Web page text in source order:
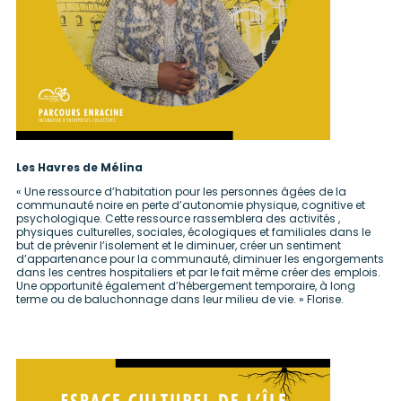
Les Havres de Mélina
« Une ressource d’habitation pour les personnes âgées de la
communauté noire en perte d’autonomie physique, cognitive et
psychologique. Cette ressource rassemblera des activités ,
physiques culturelles, sociales, écologiques et familiales dans le
but de prévenir l’isolement et le diminuer, créer un sentiment
d’appartenance pour la communauté, diminuer les engorgements
dans les centres hospitaliers et par le fait même créer des emplois.
Une opportunité également d’hébergement temporaire, à long
terme ou de baluchonnage dans leur milieu de vie. » Florise.